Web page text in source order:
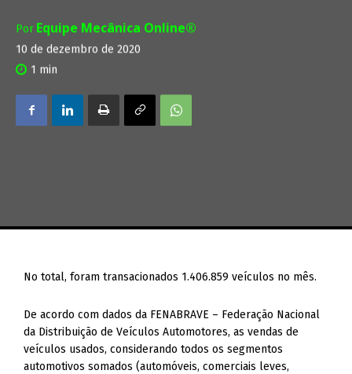
Por Equipe Mecânica Online®
10 de dezembro de 2020
1 min
No total, foram transacionados 1.406.859 veículos no mês.
De acordo com dados da FENABRAVE – Federação Nacional
da Distribuição de Veículos Automotores, as vendas de
veículos usados, considerando todos os segmentos
automotivos somados (automóveis, comerciais leves,